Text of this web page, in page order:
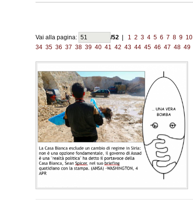
Vai alla pagina: /52 1 2 3 4 5 6 7 8 9 10
34 35 36 37 38 39 40 41 42 43 44 45 46 47 48 49